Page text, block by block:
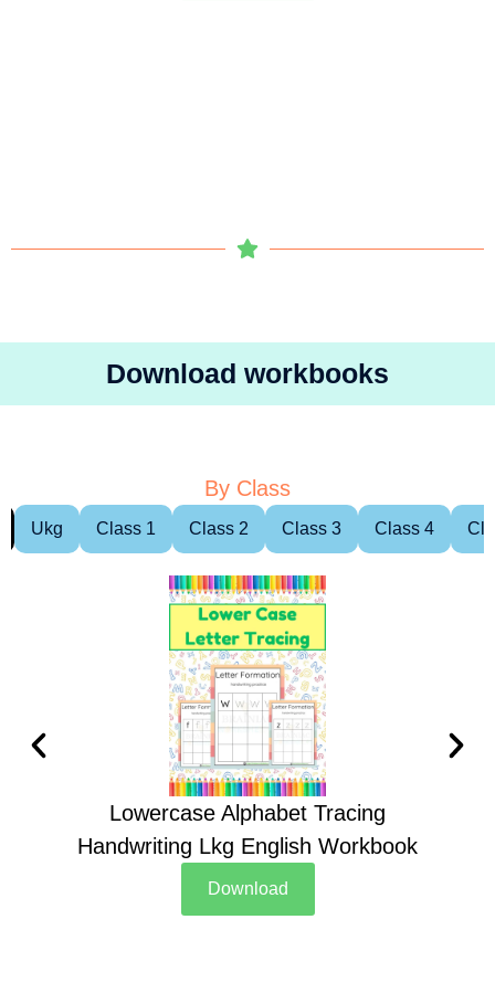
Download workbooks
By Class
Ukg Class 1 Class 2 Class 3 Class 4
Lowercase Alphabet Tracing
Handwriting Lkg English Workbook
Download